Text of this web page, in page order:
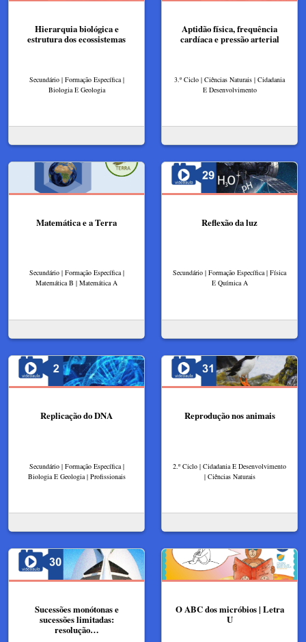
Hierarquia biológica e
estrutura dos ecossistemas
Secundário | Formação Específica |
Biologia E Geologia
Aptidão física, frequência
cardíaca e pressão arterial
3.º Ciclo | Ciências Naturais | Cidadania
E Desenvolvimento
Matemática e a Terra
Secundário | Formação Específica |
Matemática B | Matemática A
Reflexão da luz
Secundário | Formação Específica | Física
E Química A
Replicação do DNA
Secundário | Formação Específica |
Biologia E Geologia | Profissionais
Reprodução nos animais
2.º Ciclo | Cidadania E Desenvolvimento
| Ciências Naturais
Sucessões monótonas e
sucessões limitadas:
resolução…
O ABC dos micróbios | Letra
U